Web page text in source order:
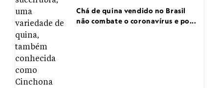
Chá de quina vendido no Brasil
não combate o coronavírus e po...